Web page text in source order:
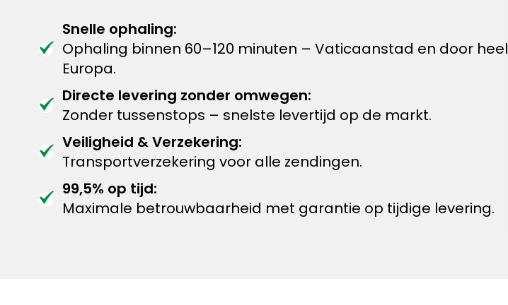
Snelle ophaling:
Ophaling binnen 60–120 minuten – Vaticaanstad en door heel
Europa.
Directe levering zonder omwegen:
Zonder tussenstops – snelste levertijd op de markt.
Veiligheid & Verzekering:
Transportverzekering voor alle zendingen.
99,5% op tijd:
Maximale betrouwbaarheid met garantie op tijdige levering.